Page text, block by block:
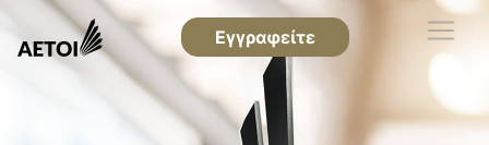
Εγγραφείτε